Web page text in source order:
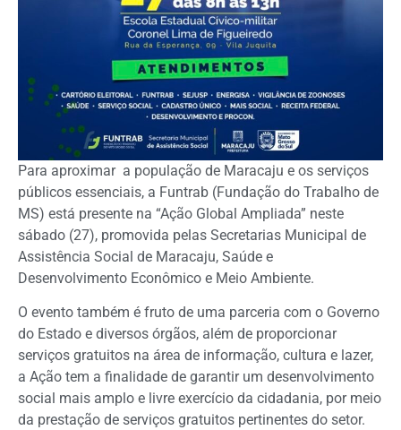
Para aproximar a população de Maracaju e os serviços
públicos essenciais, a Funtrab (Fundação do Trabalho de
MS) está presente na “Ação Global Ampliada” neste
sábado (27), promovida pelas Secretarias Municipal de
Assistência Social de Maracaju, Saúde e
Desenvolvimento Econômico e Meio Ambiente.
O evento também é fruto de uma parceria com o Governo
do Estado e diversos órgãos, além de proporcionar
serviços gratuitos na área de informação, cultura e lazer,
a Ação tem a finalidade de garantir um desenvolvimento
social mais amplo e livre exercício da cidadania, por meio
da prestação de serviços gratuitos pertinentes do setor.